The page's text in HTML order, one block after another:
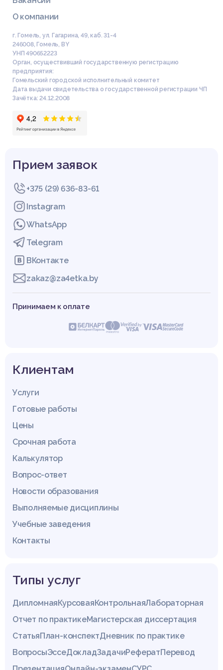
О компании
г. Гомель, ул. Гагарина, 49, каб. 31-4
246008, Гомель, BY
УНП 490652223
Орган, осуществивший государственную регистрацию
предприятия:
Гомельский городской исполнительный комитет
Дата выдачи свидетельства о государственной регистрации ЧП
Зачётка: 24.12.2008
Прием заявок
+375 (29) 636-83-61
Instagram
WhatsApp
Telegram
ВКонтакте
zakaz@za4etka.by
Принимаем к оплате
Клиентам
Услуги
Готовые работы
Цены
Срочная работа
Калькулятор
Вопрос-ответ
Новости образования
Выполняемые дисциплины
Учебные заведения
Контакты
Типы услуг
ДипломнаяКурсоваяКонтрольнаяЛабораторная
Отчет по практикеМагистерская диссертация
СтатьяПлан-конспектДневник по практике
ВопросыЭссеДокладЗадачиРефератПеревод